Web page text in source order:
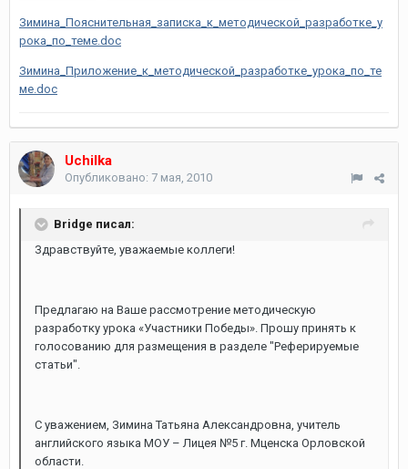
Зимина_Пояснительная_записка_к_методической_разработке_у
рока_по_теме.doc
Зимина_Приложение_к_методической_разработке_урока_по_те
ме.doc
Uchilka
Опубликовано: 7 мая, 2010
Bridge писал:
Здравствуйте, уважаемые коллеги!
Предлагаю на Ваше рассмотрение методическую
разработку урока «Участники Победы». Прошу принять к
голосованию для размещения в разделе "Реферируемые
статьи".
С уважением, Зимина Татьяна Александровна, учитель
английского языка МОУ – Лицея №5 г. Мценска Орловской
области.